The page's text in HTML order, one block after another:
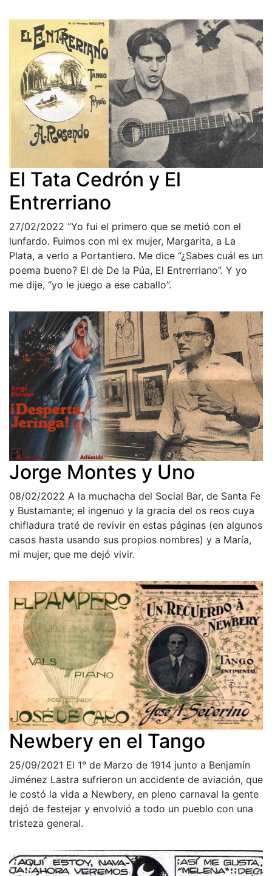
El Tata Cedrón y El
Entrerriano
27/02/2022 “Yo fui el primero que se metió con el
lunfardo. Fuimos con mi ex mujer, Margarita, a La
Plata, a verlo a Portantiero. Me dice “¿Sabes cuál es un
poema bueno? El de De la Púa, El Entrerriano”. Y yo
me dije, “yo le juego a ese caballo”.
Jorge Montes y Uno
08/02/2022 A la muchacha del Social Bar, de Santa Fe
y Bustamante; el ingenuo y la gracia del os reos cuya
chifladura traté de revivir en estas páginas (en algunos
casos hasta usando sus propios nombres) y a María,
mi mujer, que me dejó vivir.
Newbery en el Tango
25/09/2021 El 1° de Marzo de 1914 junto a Benjamín
Jiménez Lastra sufrieron un accidente de aviación, que
le costó la vida a Newbery, en pleno carnaval la gente
dejó de festejar y envolvió a todo un pueblo con una
tristeza general.